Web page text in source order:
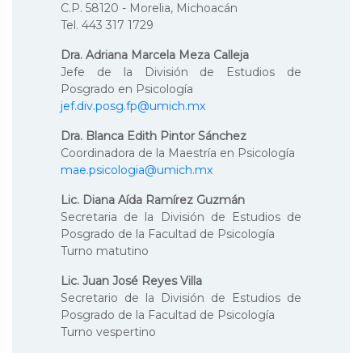
C.P. 58120 - Morelia, Michoacán
Tel. 443 317 1729
Dra. Adriana Marcela Meza Calleja
Jefe de la División de Estudios de
Posgrado en Psicología
jef.div.posg.fp@umich.mx
Dra. Blanca Edith Pintor Sánchez
Coordinadora de la Maestría en Psicología
mae.psicologia@umich.mx
Lic. Diana Aída Ramírez Guzmán
Secretaria de la División de Estudios de
Posgrado de la Facultad de Psicología
Turno matutino
Lic. Juan José Reyes Villa
Secretario de la División de Estudios de
Posgrado de la Facultad de Psicología
Turno vespertino